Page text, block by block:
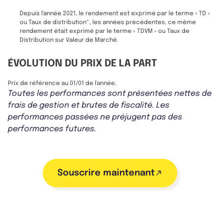
Depuis l'année 2021, le rendement est exprimé par le terme « TD »
ou Taux de distribution*, les années précédentes, ce même
rendement était exprimé par le terme « TDVM » ou Taux de
Distribution sur Valeur de Marché.
ÉVOLUTION DU PRIX DE LA PART
Prix de référence au 01/01 de l'année.
Toutes les performances sont présentées nettes de
frais de gestion et brutes de fiscalité. Les
performances passées ne préjugent pas des
performances futures.
Souscrire maintenant